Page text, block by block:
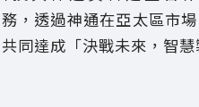
，透過神通在亞太區市
同達成「決戰未來，智